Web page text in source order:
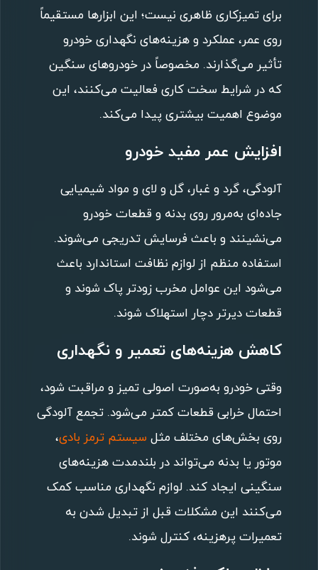
برای تمیزکاری ظاهری نیست؛ این ابزارها مستقیماً
روی عمر، عملکرد و هزینه‌های نگهداری خودرو
تأثیر می‌گذارند. مخصوصاً در خودروهای سنگین
که در شرایط سخت کاری فعالیت می‌کنند، این
موضوع اهمیت بیشتری پیدا می‌کند.
افزایش عمر مفید خودرو
آلودگی، گرد و غبار، گل و لای و مواد شیمیایی
جاده‌ای به‌مرور روی بدنه و قطعات خودرو
می‌نشینند و باعث فرسایش تدریجی می‌شوند.
استفاده منظم از لوازم نظافت استاندارد باعث
می‌شود این عوامل مخرب زودتر پاک شوند و
قطعات دیرتر دچار استهلاک شوند.
کاهش هزینه‌های تعمیر و نگهداری
وقتی خودرو به‌صورت اصولی تمیز و مراقبت شود،
احتمال خرابی قطعات کمتر می‌شود. تجمع آلودگی
روی بخش‌های مختلف مثل سیستم ترمز بادی،
موتور یا بدنه می‌تواند در بلندمدت هزینه‌های
سنگینی ایجاد کند. لوازم نگهداری مناسب کمک
می‌کنند این مشکلات قبل از تبدیل شدن به
تعمیرات پرهزینه، کنترل شوند.